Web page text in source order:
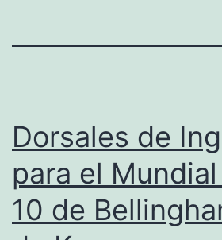
Dorsales de
para el
10 de